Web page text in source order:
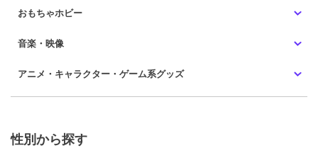
おもちゃホビー
音楽・映像
アニメ・キャラクター・ゲーム系グッズ
性別から探す